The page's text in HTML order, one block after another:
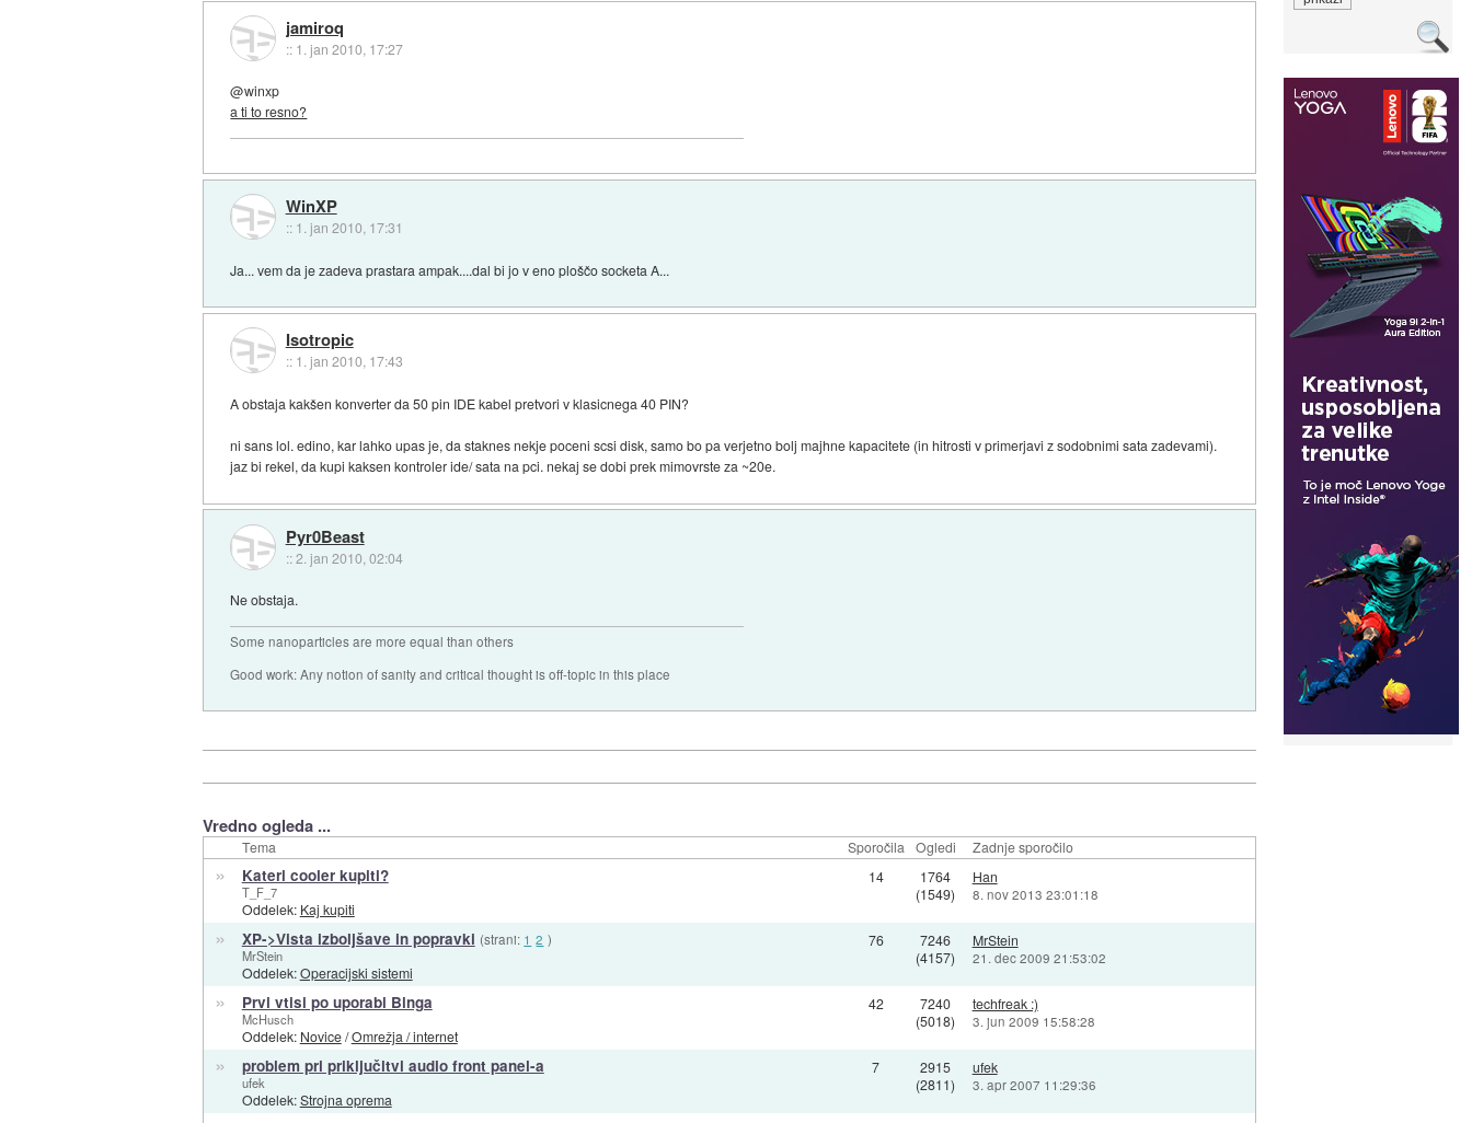
jamiroq
:: 1. jan 2010, 17:27
@winxp
a ti to resno?
WinXP
:: 1. jan 2010, 17:31
Ja... vem da je zadeva prastara ampak....dal bi jo v eno ploščo socketa A...
Isotropic
:: 1. jan 2010, 17:43
A obstaja kakšen konverter da 50 pin IDE kabel pretvori v klasicnega 40 PIN?
ni sans lol. edino, kar lahko upas je, da staknes nekje poceni scsi disk, samo bo pa verjetno bolj majhne kapacitete (in hitrosti v primerjavi z sodobnimi sata zadevami).
jaz bi rekel, da kupi kaksen kontroler ide/ sata na pci. nekaj se dobi prek mimovrste za ~20e.
Pyr0Beast
::2. jan 2010, 02:04
Ne obstaja.
Some nanoparticles are more equal than others
Good work: Any notion of sanity and critical thought is off-topic in this place
Vredno ogleda ...
Tema Sporočila Ogledi Zadnje sporočilo
» Kateri cooler kupiti?
T_F_7
Oddelek: Kaj kupiti
14
1764
(1549)
Han
8. nov 2013 23:01:18
» XP->Vista izboljšave in popravki (strani: 1 2 )
MrStein
Oddelek:Operacijski sistemi
76
7246
(4157)
MrStein
21. dec 2009 21:53:02
» Prvi vtisi po uporabi Binga
McHusch
Oddelek: Novice/Omrežja / internet
42
7240
(5018)
techfreak :)
3. jun 2009 15:58:28
» problem pri priključitvi audio front panel-a
ufek
Oddelek:Strojna oprema
7
2915
(2811)
ufek
3. apr 2007 11:29:36